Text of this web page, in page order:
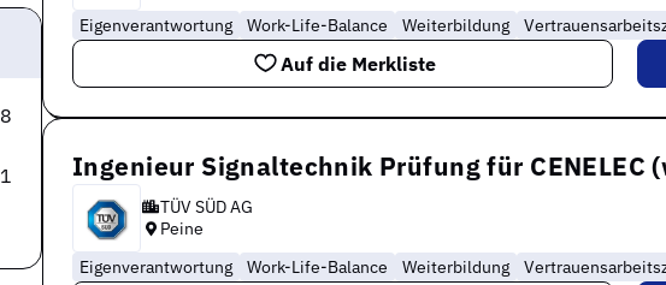
8
1
Eigenverantwortung
Work-Life-Balance Weiterbildung
Auf die Merkliste
Ingenieur Signaltechnik Prüfung für CENELEC
TÜV SÜD AG
Peine
Eigenverantwortung
Work-Life-Balance Weiterbildung